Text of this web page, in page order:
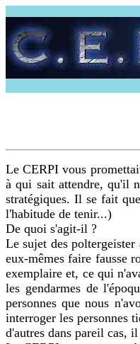
Le CERPI vous
à qui sait attendre, qu'il
stratégiques. Il se fait
l'habitude de tenir...)
De quoi s'agit-il ?
Le sujet des
eux-mêmes faire fausse
exemplaire et, ce qui
les gendarmes de
personnes que nous
interroger les personnes
d'autres dans pareil cas,